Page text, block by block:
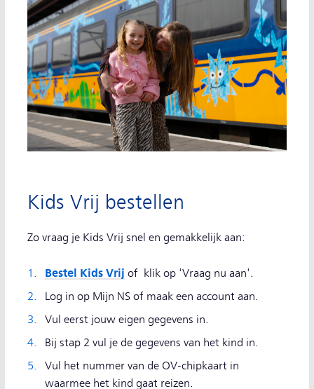
Kids Vrij bestellen
Zo vraag je Kids Vrij snel en gemakkelijk aan:
Bestel Kids Vrij of klik op 'Vraag nu aan'.
Log in op Mijn NS of maak een account aan.
Vul eerst jouw eigen gegevens in.
Bij stap 2 vul je de gegevens van het kind in.
Vul het nummer van de OV-chipkaart in
waarmee het kind gaat reizen.